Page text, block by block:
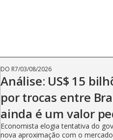
DO R7/03/08/2026
Análise: US$ 15
por trocas entre
ainda é um valor
Economista elogia tentativa do
nova aproximação com o